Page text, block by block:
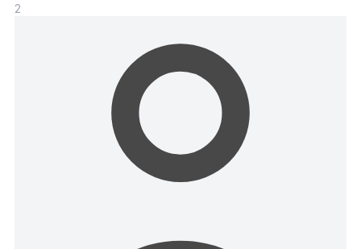
2